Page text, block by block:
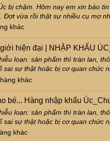
bị chậm. Hôm nay em xin báo
vừa rồi thật sự nhiều cụ mợ
khác
hiện đại | NHẬP KHẨU
loạn: sản phẩm thì tràn lan,
sự thật hoặc bị cơ quan chức
khác
bé... Hàng nhập khẩu
loạn: sản phẩm thì tràn lan,
sự thật hoặc bị cơ quan chức
khác